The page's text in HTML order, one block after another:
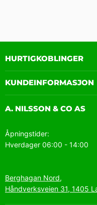
HURTIGKOBLINGER
KUNDEINFORMASJON
A. NILSSON & CO AS
Åpningstider:
Hverdager 06:00 - 14:00
Berghagan Nord,
Håndverksveien 31, 1405